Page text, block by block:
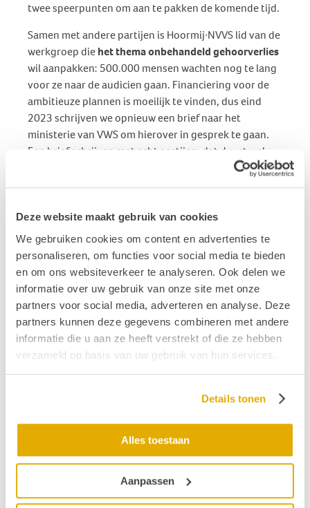
Deze website maakt gebruik van cookies
We gebruiken cookies om content en advertenties te
personaliseren, om functies voor social media te bieden
en om ons websiteverkeer te analyseren. Ook delen we
informatie over uw gebruik van onze site met onze
partners voor social media, adverteren en analyse. Deze
partners kunnen deze gegevens combineren met andere
informatie die u aan ze heeft verstrekt of die ze hebben
verzameld op basis van uw gebruik van hun services.
Details tonen
Alles toestaan
Aanpassen
twee speerpunten om aan te pakken de komende tijd.
Samen met andere partijen is Hoormij∙NVVS lid van de
werkgroep diehet thema onbehandeld gehoorverlies
wil aanpakken: 500.000 mensen wachten nog te lang
voor ze naar de audicien gaan. Financiering voor de
ambitieuze plannen is moeilijk te vinden, dus eind
2023 schrijven we opnieuw een brief naar het
ministerie van VWS om hierover in gesprek te gaan.
Een brief schrijven met acht partijen; dat duurt wel
even. Maar het komt goed, het wachten is op een
reactie vanuit het ministerie.
Al een aantal jaren pleit Hoormij∙NVVS voor
hierover met de staatssecretaris, dat helaasniet de
gewenste uitkomstheeft. Maar we gaan door en
gelukkig is er een sterk wapen in de strijd: de pers.
Daarin laten we van ons horen waar het maar kan. Zo
werken we bijvoorbeeld mee aan het TV-programma
Pointer dat op zondag 17 december 2023 aandacht
aan het thema besteedt.
Het zijn zomaar een paar voorbeelden van hoe we –
zichtbaar en onzichtbaar – de belangen van onze
kwestie van een lange adem en gewoon door blijven
gaan. Dat is dan ook precies wat we gaan doen in
2024.
Meer lezen: